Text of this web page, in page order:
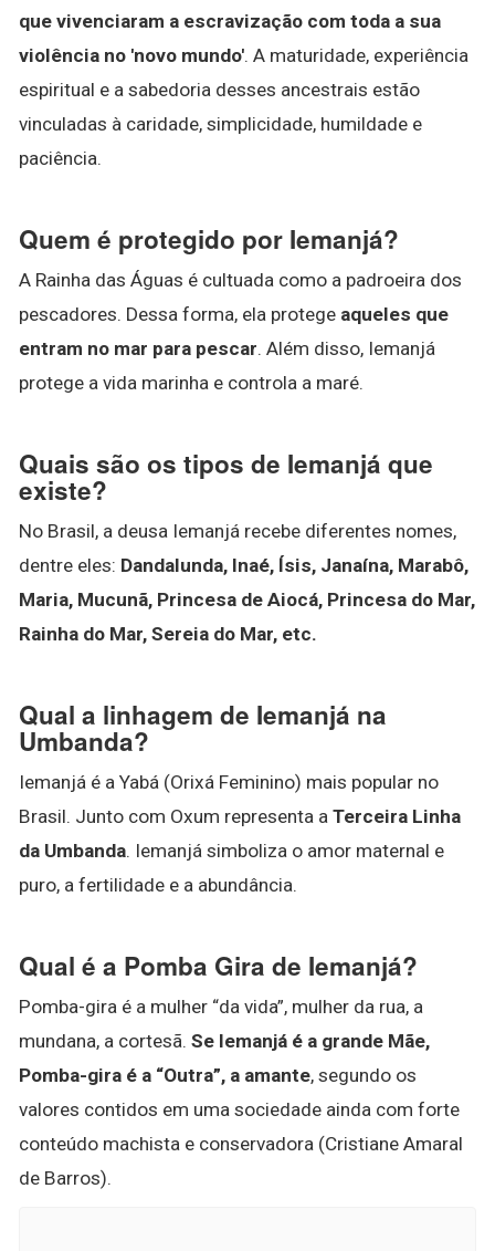
que vivenciaram a escravização com toda a sua
violência no 'novo mundo'. A maturidade, experiência
espiritual e a sabedoria desses ancestrais estão
vinculadas à caridade, simplicidade, humildade e
paciência.
Quem é protegido por Iemanjá?
A Rainha das Águas é cultuada como a padroeira dos
pescadores. Dessa forma, ela protege aqueles que
entram no mar para pescar. Além disso, Iemanjá
protege a vida marinha e controla a maré.
Quais são os tipos de Iemanjá que
existe?
No Brasil, a deusa Iemanjá recebe diferentes nomes,
dentre eles: Dandalunda, Inaé, Ísis, Janaína, Marabô,
Maria, Mucunã, Princesa de Aiocá, Princesa do Mar,
Rainha do Mar, Sereia do Mar, etc.
Qual a linhagem de Iemanjá na
Umbanda?
Iemanjá é a Yabá (Orixá Feminino) mais popular no
Brasil. Junto com Oxum representa a Terceira Linha
da Umbanda. Iemanjá simboliza o amor maternal e
puro, a fertilidade e a abundância.
Qual é a Pomba Gira de Iemanjá?
Pomba-gira é a mulher “da vida”, mulher da rua, a
mundana, a cortesã. Se Iemanjá é a grande Mãe,
Pomba-gira é a “Outra”, a amante, segundo os
valores contidos em uma sociedade ainda com forte
conteúdo machista e conservadora (Cristiane Amaral
de Barros).